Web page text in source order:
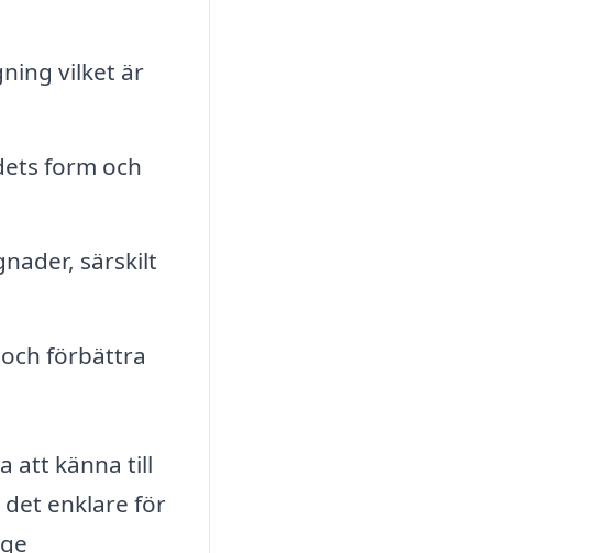
vilket är
form och
särskilt
förbättra
att känna till
enklare för